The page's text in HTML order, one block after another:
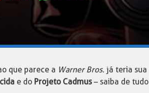
que parece a Warner Bros.já teria sua
e do Projeto Cadmus– saiba de tudo